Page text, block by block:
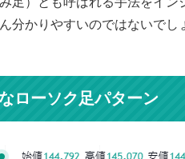
分かりやすいのではないでし
ローソク足パターン